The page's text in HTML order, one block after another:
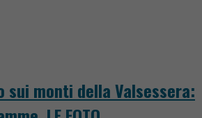
sui monti della Valsessera: